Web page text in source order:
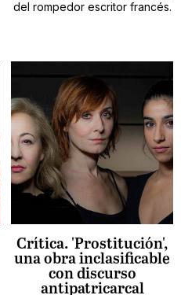
del rompedor escritor francés.
Crítica. 'Prostitución',
una obra inclasificable
con discurso
antipatricarcal